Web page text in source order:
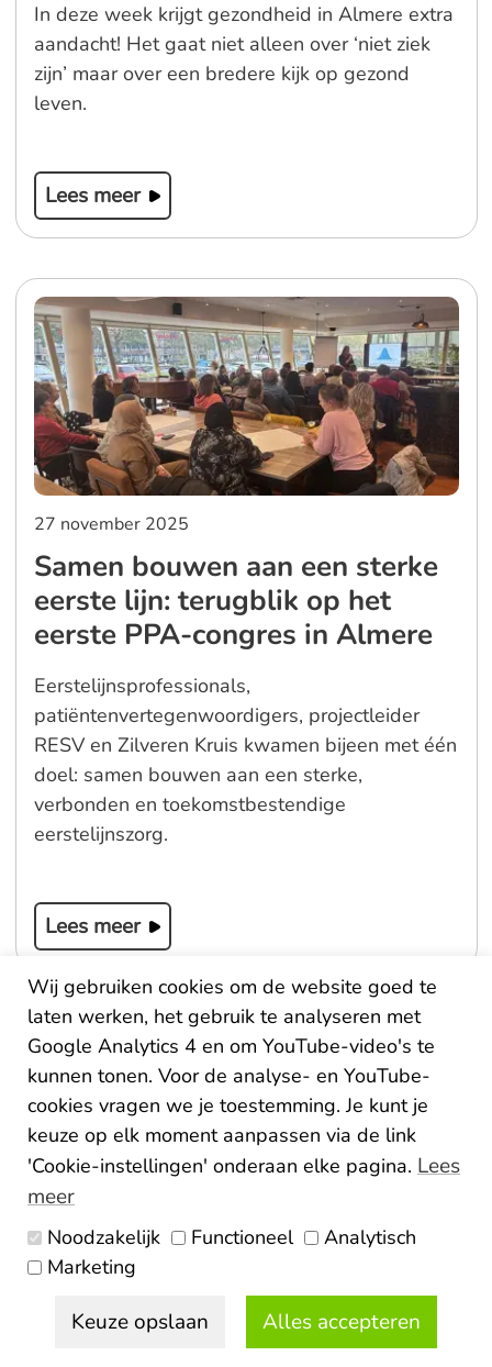
In deze week krijgt gezondheid in Almere extra
aandacht! Het gaat niet alleen over ‘niet ziek
zijn’ maar over een bredere kijk op gezond
leven.
Lees meer
27 november 2025
Samen bouwen aan een sterke
eerste lijn: terugblik op het
eerste PPA-congres in Almere
Eerstelijnsprofessionals,
patiëntenvertegenwoordigers, projectleider
RESV en Zilveren Kruis kwamen bijeen met één
doel: samen bouwen aan een sterke,
verbonden en toekomstbestendige
eerstelijnszorg.
Lees meer
25 november 2025
ONE-Kansrijke Start Almere:
een warme, volle én vrolijke
Wij gebruiken cookies om de website goed te
laten werken, het gebruik te analyseren met
Google Analytics 4 en om YouTube-video's te
kunnen tonen. Voor de analyse- en YouTube-
cookies vragen we je toestemming. Je kunt je
keuze op elk moment aanpassen via de link
'Cookie-instellingen' onderaan elke pagina. Lees
meer
Noodzakelijk Functioneel
Analytisch
Marketing
Keuze opslaan Alles accepteren